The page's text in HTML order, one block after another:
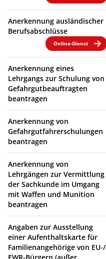
Anerkennung ausländischer
Berufsabschlüsse
Online-Dienst
Anerkennung eines
Lehrgangs zur Schulung von
Gefahrgutbeauftragten
beantragen
Anerkennung von
Gefahrgutfahrerschulungen
beantragen
Anerkennung von
Lehrgängen zur Vermittlung
der Sachkunde im Umgang
mit Waffen und Munition
beantragen
Angaben zur Ausstellung
einer Aufenthaltskarte für
Familienangehörige von EU-/